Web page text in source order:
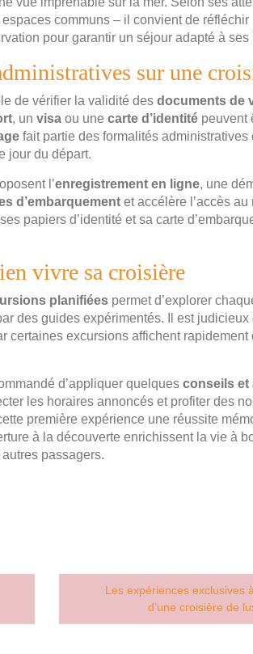
communs – il convient de réfléchir
pour garantir un séjour adapté à ses
sur une
de vérifier la validité des documents de
, un visa ou une carte d’identité peuvent
fait partie des formalités administratives
jour du départ.
l’enregistrement en ligne, une
d’embarquement et accélère l’accès au
papiers d’identité et sa carte
vivre sa croisière
planifiées permet d’explorer
des guides expérimentés. Il est judicieux
certaines excursions affichent rapidement
d’appliquer quelques conseils et
les horaires annoncés et profiter des
première expérience une réussite
à la découverte enrichissent la vie à
passagers.
Les expériences exclusives
d’une croisière de